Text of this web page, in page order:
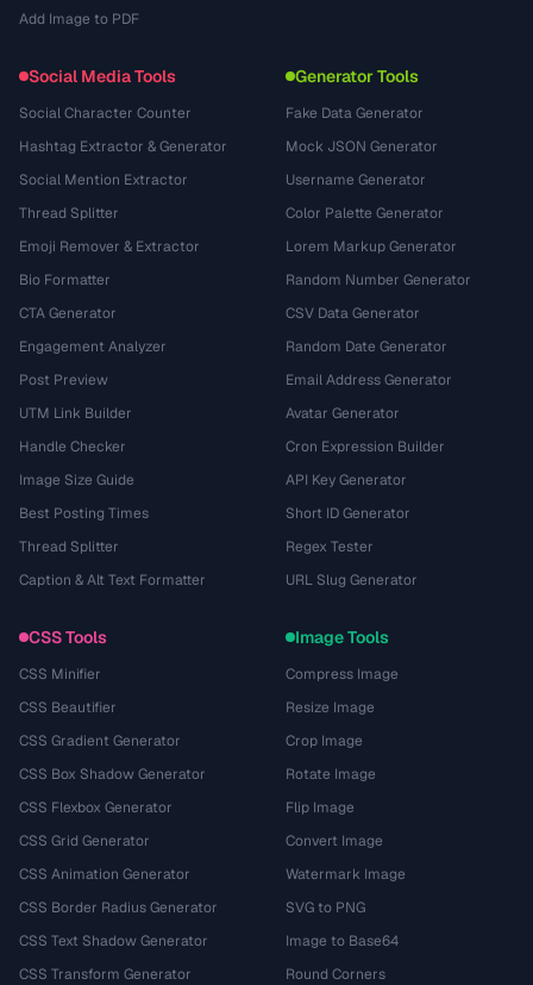
Add Image to PDF
Social Media Tools
Social Character Counter
Hashtag Extractor & Generator
Social Mention Extractor
Thread Splitter
Emoji Remover & Extractor
Bio Formatter
CTA Generator
Engagement Analyzer
Post Preview
UTM Link Builder
Handle Checker
Image Size Guide
Best Posting Times
Thread Splitter
Caption & Alt Text Formatter
Generator Tools
Fake Data Generator
Mock JSON Generator
Username Generator
Color Palette Generator
Lorem Markup Generator
Random Number Generator
CSV Data Generator
Random Date Generator
Email Address Generator
Avatar Generator
Cron Expression Builder
API Key Generator
Short ID Generator
Regex Tester
URL Slug Generator
CSS Tools
CSS Minifier
CSS Beautifier
CSS Gradient Generator
CSS Box Shadow Generator
CSS Flexbox Generator
CSS Grid Generator
CSS Animation Generator
CSS Border Radius Generator
CSS Text Shadow Generator
CSS Transform Generator
Image Tools
Compress Image
Resize Image
Crop Image
Rotate Image
Flip Image
Convert Image
Watermark Image
SVG to PNG
Image to Base64
Round Corners